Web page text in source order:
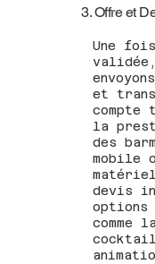
3. Offre et
Une
et
compte
la
des
mobile
devis
options
comme